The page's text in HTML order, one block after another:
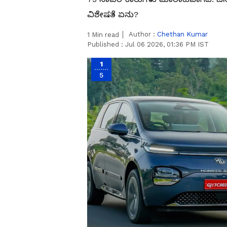
ವಿಶೇಷತೆ ಏನು?
1 Min read Author : Chethan Kumar
Published : Jul 06 2026, 01:36 PM IST
1
5